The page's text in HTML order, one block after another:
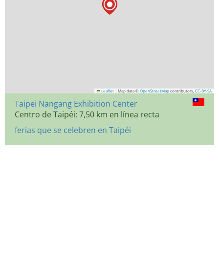
Leaflet | Map data © OpenStreetMap contributors, CC-BY-SA
Taipei Nangang Exhibition Center
Centro de Taipéi: 7,50 km en línea recta
ferias que se celebren en Taipéi